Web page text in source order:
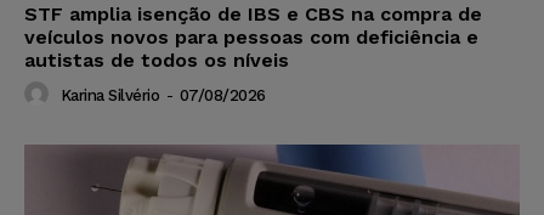
STF amplia isenção de IBS e CBS na compra de
veículos novos para pessoas com deficiência e
autistas de todos os níveis
Karina Silvério - 07/08/2026